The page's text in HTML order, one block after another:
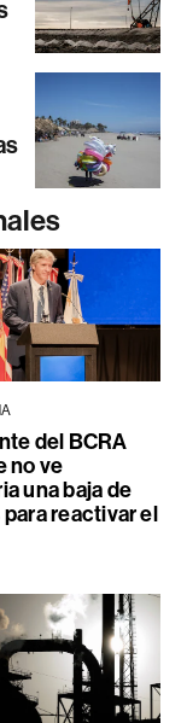
del BCRA
no ve
una baja de
reactivar el